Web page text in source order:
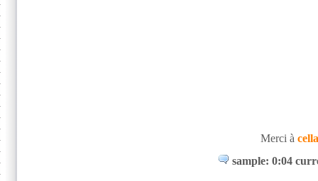
Merci à
sample: 0:04